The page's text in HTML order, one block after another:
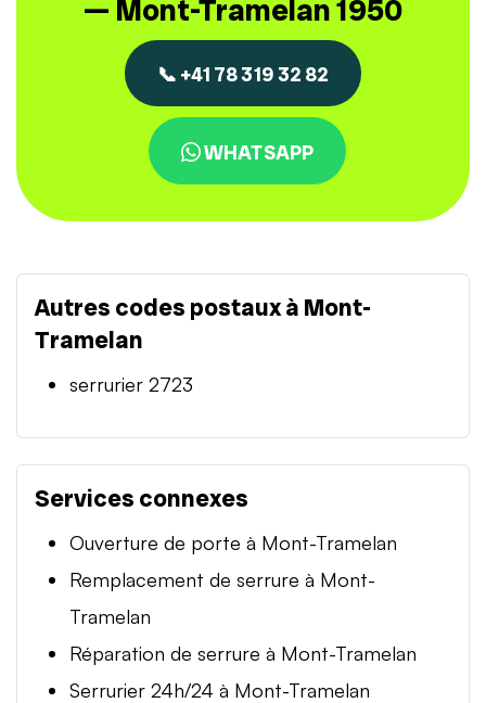
— Mont-Tramelan 1950
📞 +41 78 319 32 82
WHATSAPP
Autres codes postaux à Mont-
Tramelan
serrurier 2723
Services connexes
Ouverture de porte à Mont-Tramelan
Remplacement de serrure à Mont-
Tramelan
Réparation de serrure à Mont-Tramelan
Serrurier 24h/24 à Mont-Tramelan